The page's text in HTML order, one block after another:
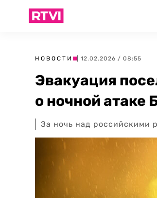
НОВОСТИ | 12.02.2026 / 08:55
Эвакуация
о ночной атаке
За ночь над российскими